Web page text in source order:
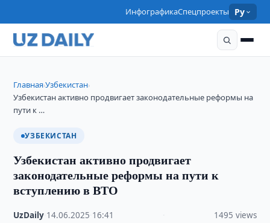
ИнфографикаСпецпроекты Ру
Главная›Узбекистан›
Узбекистан активно продвигает законодательные реформы на
пути к …
УЗБЕКИСТАН
Узбекистан активно продвигает
законодательные реформы на пути к
вступлению в ВТО
UzDaily 14.06.2025 16:41 1495 views